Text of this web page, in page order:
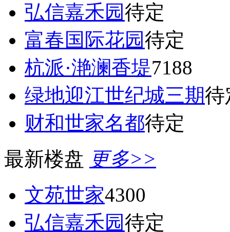
弘信嘉禾园待定
富春国际花园待定
杭派·滟澜香堤7188
绿地迎江世纪城三期待
财和世家名都待定
最新楼盘 更多>>
文苑世家4300
弘信嘉禾园待定